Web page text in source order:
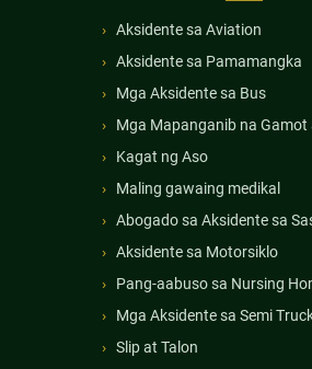
Aksidente sa Aviation
Aksidente sa Pamamangka
Mga Aksidente sa Bus
Mga Mapanganib na
Kagat ng Aso
Maling gawaing medikal
Abogado sa Aksidente sa
Aksidente sa Motorsiklo
Pang-aabuso sa Nursing
Mga Aksidente sa Semi
Slip at Talon